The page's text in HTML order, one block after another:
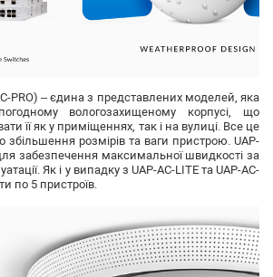
PRO) – єдина з представлених моделей, яка
вологозахищеному корпусі, що
її як у приміщеннях, так і на вулиці. Все це
збільшення розмірів та ваги пристрою. UAP-
забезпечення максимальної швидкості за
Як і у випадку з UAP-AC-LITE та UAP-AC-
по 5 пристроїв.